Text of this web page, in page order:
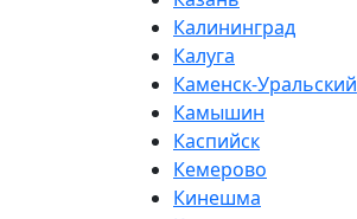
Калининград
Калуга
Каменск-Уральский
Камышин
Каспийск
Кемерово
Кинешма